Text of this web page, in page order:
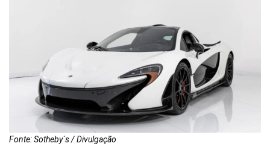
Fonte: Sotheby´s / Divulgação